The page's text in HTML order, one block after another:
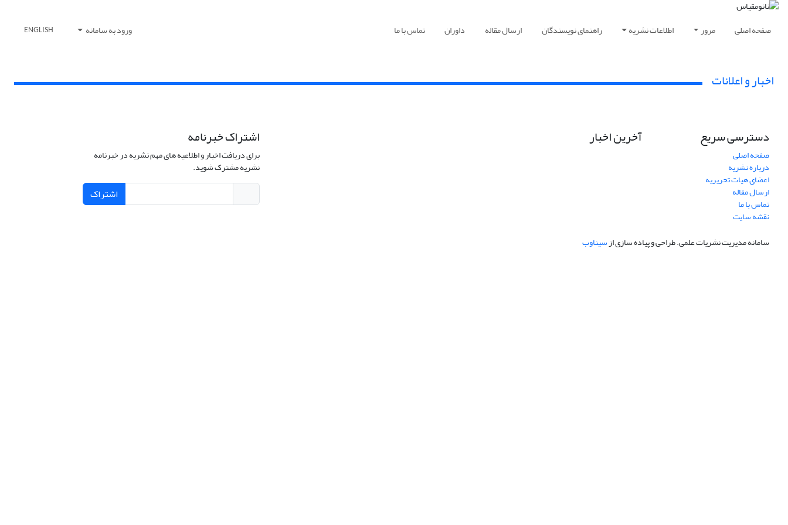
صفحه اصلی مرور اطلاعات نشریه راهنمای نویسندگان ارسال مقاله داوران تماس با ما ورود به سامانه ENGLISH
اخبار و اعلانات
دسترسی سریع
صفحه اصلی
درباره نشریه
اعضای هیات تحریریه
ارسال مقاله
تماس با ما
نقشه سایت
آخرین اخبار اشتراک خبرنامه
برای دریافت اخبار و اطلاعیه های مهم نشریه در خبرنامه
نشریه مشترک شوید.
اشتراک
سامانه مدیریت نشریات علمی.طراحی و پیاده سازی ازسیناوب